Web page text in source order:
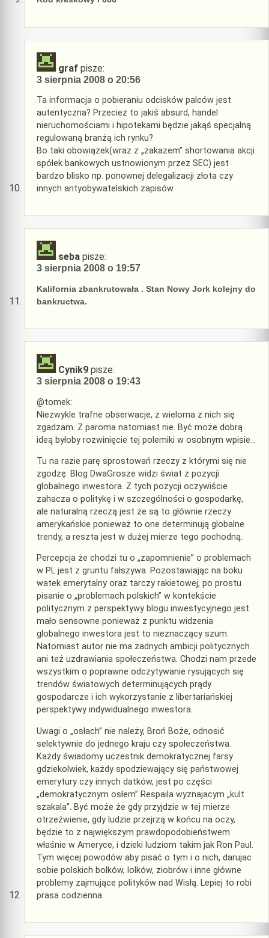
graf pisze:
3 sierpnia 2008 o 20:56
Ta informacja o pobieraniu odcisków palców jest
autentyczna? Przecież to jakiś absurd, handel
nieruchomościami i hipotekami będzie jakąś specjalną
regulowaną branżą ich rynku?
Bo taki obowiązek(wraz z „zakazem” shortowania akcji
spółek bankowych ustnowionym przez SEC) jest
bardzo blisko np. ponownej delegalizacji złota czy
innych antyobywatelskich zapisów.
seba pisze:
3 sierpnia 2008 o 19:57
Kalifornia zbankrutowała . Stan Nowy Jork kolejny do
bankructwa.
Cynik9 pisze:
3 sierpnia 2008 o 19:43
@tomek:
Niezwykle trafne obserwacje, z wieloma z nich się
zgadzam. Z paroma natomiast nie. Być może dobrą
ideą byłoby rozwinięcie tej polemiki w osobnym wpisie…
Tu na razie parę sprostowań rzeczy z którymi się nie
zgodzę. Blog DwaGrosze widzi świat z pozycji
globalnego inwestora. Z tych pozycji oczywiście
zahacza o politykę i w szczególności o gospodarkę,
ale naturalną rzeczą jest że są to głównie rzeczy
amerykańskie ponieważ to one determinują globalne
trendy, a reszta jest w dużej mierze tego pochodną.
Percepcja że chodzi tu o „zapomnienie” o problemach
w PL jest z gruntu fałszywa. Pozostawiając na boku
watek emerytalny oraz tarczy rakietowej, po prostu
pisanie o „problemach polskich” w kontekście
politycznym z perspektywy blogu inwestycyjnego jest
mało sensowne ponieważ z punktu widzenia
globalnego inwestora jest to nieznaczący szum.
Natomiast autor nie ma żadnych ambicji politycznych
ani też uzdrawiania społeczeństwa. Chodzi nam przede
wszystkim o poprawne odczytywanie rysujących się
trendów światowych determinujących prądy
gospodarcze i ich wykorzystanie z libertariańskiej
perspektywy indywidualnego inwestora.
Uwagi o „osłach” nie należy, Broń Boże, odnosić
selektywnie do jednego kraju czy społeczeństwa.
Każdy świadomy uczestnik demokratycznej farsy
gdziekolwiek, każdy spodziewający się państwowej
emerytury czy innych datków, jest po części
„demokratycznym osłem” Respaila wyznajacym „kult
szakala”. Być może że gdy przyjdzie w tej mierze
otrzeźwienie, gdy ludzie przejrzą w końcu na oczy,
będzie to z największym prawdopodobieństwem
właśnie w Ameryce, i dzieki ludziom takim jak Ron Paul.
Tym więcej powodów aby pisać o tym i o nich, darujac
sobie polskich bolków, lolków, ziobrów i inne główne
problemy zajmujące polityków nad Wisłą. Lepiej to robi
prasa codzienna.